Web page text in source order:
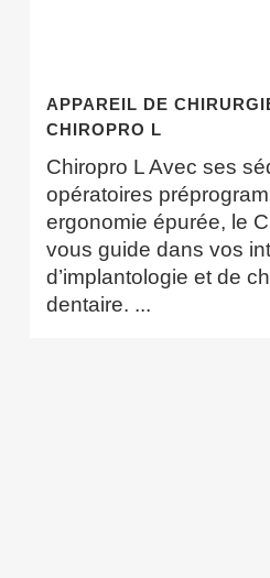
APPAREIL DE
CHIROPRO L
Chiropro L Avec ses
opératoires
ergonomie épurée, le
vous guide dans vos
d’implantologie et de
dentaire. ...